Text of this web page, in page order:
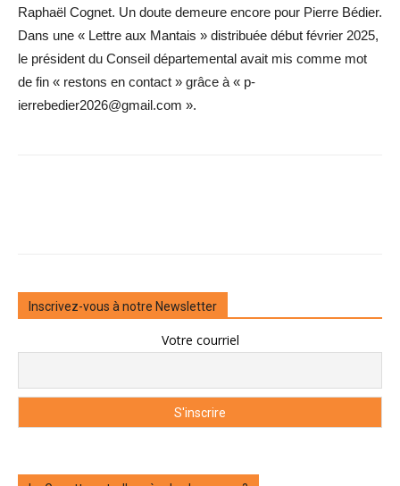
Raphaël Cognet. Un doute demeure encore pour Pierre Bédier.
Dans une « Lettre aux Mantais » distribuée début février 2025,
le président du Conseil départemental avait mis comme mot
de fin « restons en contact » grâce à « p­
ierrebedier2026@gmail.com ».
Inscrivez-vous à notre Newsletter
Votre courriel